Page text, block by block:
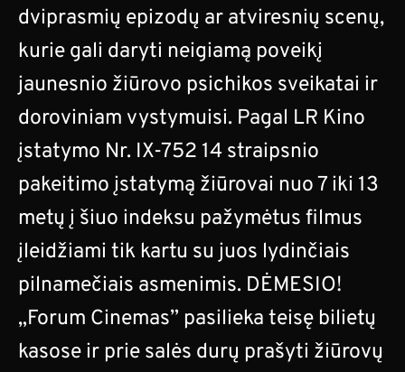
dviprasmių epizodų ar atviresnių scenų,
kurie gali daryti neigiamą poveikį
jaunesnio žiūrovo psichikos sveikatai ir
doroviniam vystymuisi. Pagal LR Kino
įstatymo Nr. IX-752 14 straipsnio
pakeitimo įstatymą žiūrovai nuo 7 iki 13
metų į šiuo indeksu pažymėtus filmus
įleidžiami tik kartu su juos lydinčiais
pilnamečiais asmenimis. DĖMESIO!
„Forum Cinemas” pasilieka teisę bilietų
kasose ir prie salės durų prašyti žiūrovų